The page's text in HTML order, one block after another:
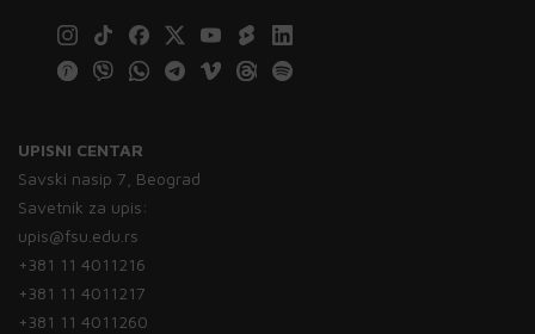
UPISNI CENTAR
Savski nasip 7, Beograd
Savetnik za upis:
upis@fsu.edu.rs
+381 11 4011216
+381 11 4011217
+381 11 4011260